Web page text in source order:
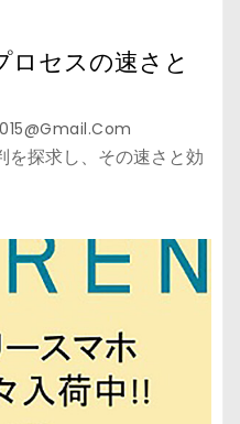
ロセスの速さと
探求し、その速さと効